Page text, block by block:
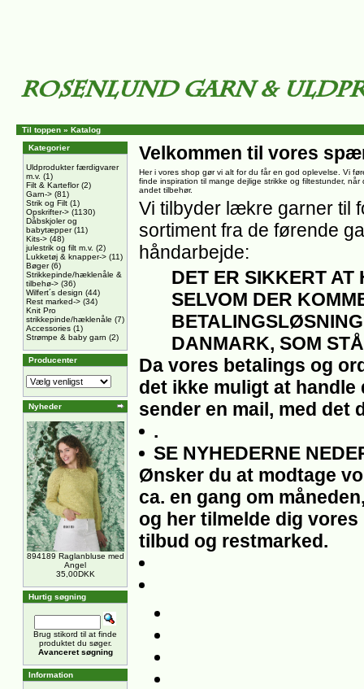
Til toppen » Katalog
Kategorier
Uldprodukter færdigvarer
m.v. (1)
Filt & Karteflor(2)
Garn-> (81)
Strik og Filt (1)
Opskrifter-> (1130)
Dåbskjoler og
babytæpper(11)
Kits-> (48)
julestrik og filt m.v. (2)
Lukketøj & knapper-> (11)
Bøger(6)
Strikkepinde/hæklenåle &
tilbehø-> (36)
Wilfert´s design (44)
Rest marked-> (34)
Knit Pro
strikkepinde/hæklenåle (7)
Accessories (1)
Strømpe & baby garn (2)
Producenter
Nyheder
894189 Raglanbluse med
Angel
35,00DKK
Hurtig søgning
Brug stikord til at finde
produktet du søger.
Avanceret søgning
Information
Velkommen til vores
Her i vores shop gør vi alt for du får en god oplevelse. Vi
finde inspiration til mange dejlige strikke og filtestunder,
andet tilbehør.
Vi tilbyder lækre garner til
sortiment fra de førende
håndarbejde:
DET ER SIKKERT
SELVOM DER
DANMARK, SOM
Da vores betalings og
det ikke muligt at
sender en mail, med det
.
SE NYHEDERNE
Ønsker du at modtage
ca. en gang om
og her tilmelde dig
tilbud og restmarked.